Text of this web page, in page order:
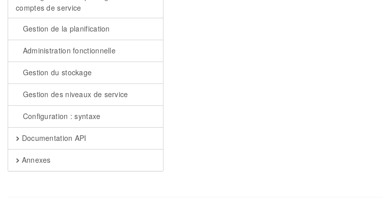
comptes de service
Gestion de la planification
Administration fonctionnelle
Gestion du stockage
Gestion des niveaux de service
Configuration : syntaxe
Documentation API
Annexes